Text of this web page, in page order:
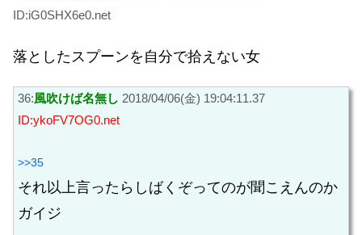
ID:iG0SHX6e0.net
落としたスプーンを自分で拾えない女
36:風吹けば名無し 2018/04/06(金) 19:04:11.37
ID:ykoFV7OG0.net
>>35
それ以上言ったらしばくぞってのが聞こえんのか
ガイジ